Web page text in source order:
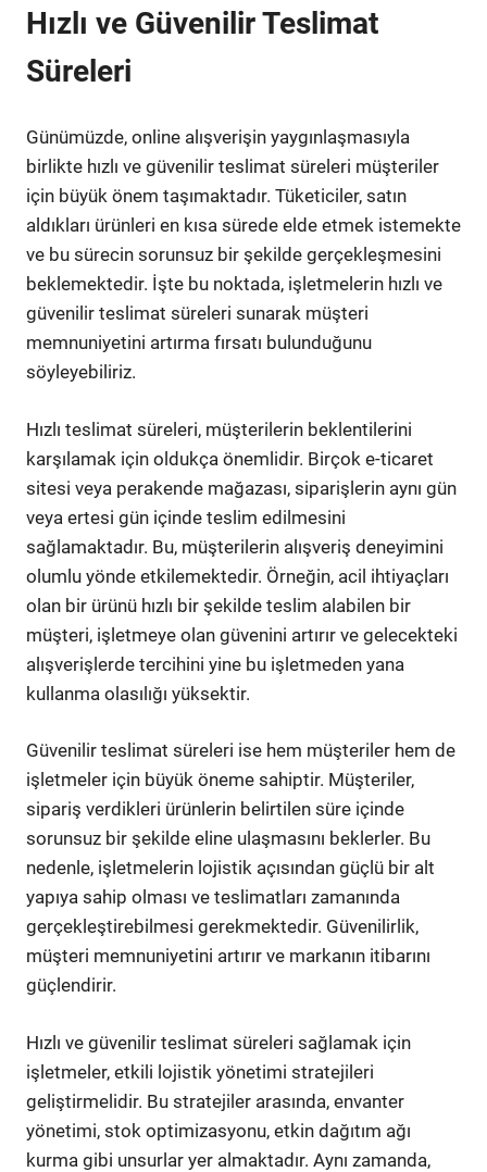
Hızlı ve Güvenilir Teslimat
Süreleri
Günümüzde, online alışverişin yaygınlaşmasıyla
birlikte hızlı ve güvenilir teslimat süreleri müşteriler
için büyük önem taşımaktadır. Tüketiciler, satın
aldıkları ürünleri en kısa sürede elde etmek istemekte
ve bu sürecin sorunsuz bir şekilde gerçekleşmesini
beklemektedir. İşte bu noktada, işletmelerin hızlı ve
güvenilir teslimat süreleri sunarak müşteri
memnuniyetini artırma fırsatı bulunduğunu
söyleyebiliriz.
Hızlı teslimat süreleri, müşterilerin beklentilerini
karşılamak için oldukça önemlidir. Birçok e-ticaret
sitesi veya perakende mağazası, siparişlerin aynı gün
veya ertesi gün içinde teslim edilmesini
sağlamaktadır. Bu, müşterilerin alışveriş deneyimini
olumlu yönde etkilemektedir. Örneğin, acil ihtiyaçları
olan bir ürünü hızlı bir şekilde teslim alabilen bir
müşteri, işletmeye olan güvenini artırır ve gelecekteki
alışverişlerde tercihini yine bu işletmeden yana
kullanma olasılığı yüksektir.
Güvenilir teslimat süreleri ise hem müşteriler hem de
işletmeler için büyük öneme sahiptir. Müşteriler,
sipariş verdikleri ürünlerin belirtilen süre içinde
sorunsuz bir şekilde eline ulaşmasını beklerler. Bu
nedenle, işletmelerin lojistik açısından güçlü bir alt
yapıya sahip olması ve teslimatları zamanında
gerçekleştirebilmesi gerekmektedir. Güvenilirlik,
müşteri memnuniyetini artırır ve markanın itibarını
güçlendirir.
Hızlı ve güvenilir teslimat süreleri sağlamak için
işletmeler, etkili lojistik yönetimi stratejileri
geliştirmelidir. Bu stratejiler arasında, envanter
yönetimi, stok optimizasyonu, etkin dağıtım ağı
kurma gibi unsurlar yer almaktadır. Aynı zamanda,